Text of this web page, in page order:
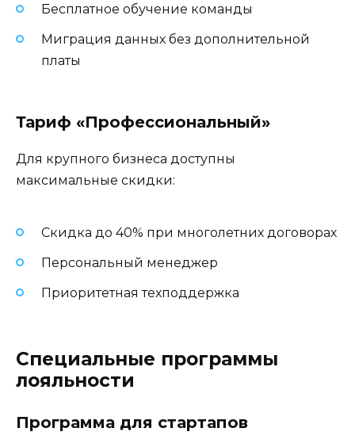
Бесплатное обучение команды
Миграция данных без дополнительной
платы
Тариф «Профессиональный»
Для крупного бизнеса доступны
максимальные скидки:
Скидка до 40% при многолетних договорах
Персональный менеджер
Приоритетная техподдержка
Специальные программы
лояльности
Программа для стартапов